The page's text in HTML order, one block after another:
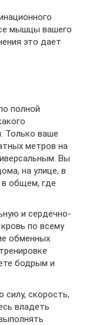
мышцы вашего
это дает
полной
Только ваше
метров на
Вы
на улице, в
в общем, где
и сердечно-
по всему
обменных
бодрым и
силу, скорость,
владеть